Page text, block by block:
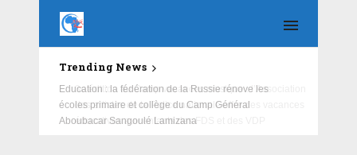
Trending News
Education : la fédération de la Russie rénove les
écoles primaire et collège du Camp Général
Aboubacar Sangoulé Lamizana